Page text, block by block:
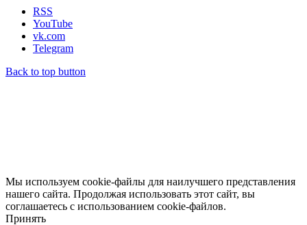
RSS
YouTube
vk.com
Telegram
Back to top button
Мы используем cookie-файлы для наилучшего представления
нашего сайта. Продолжая использовать этот сайт, вы
соглашаетесь с использованием cookie-файлов.
Принять